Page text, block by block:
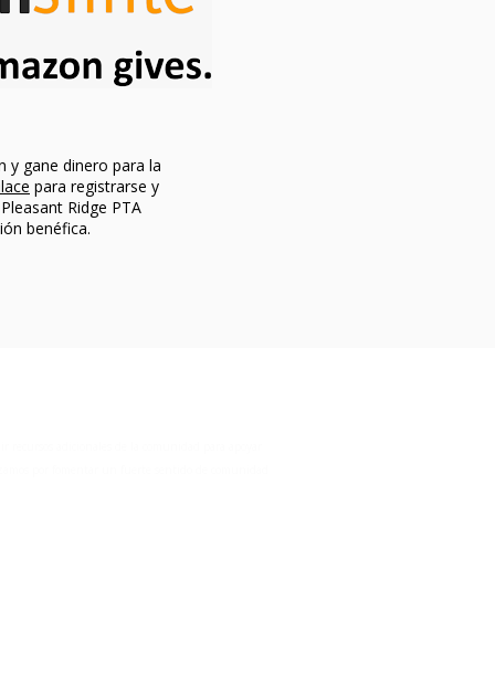
y gane dinero para la
para registrarse y
Ridge PTA
benéfica.